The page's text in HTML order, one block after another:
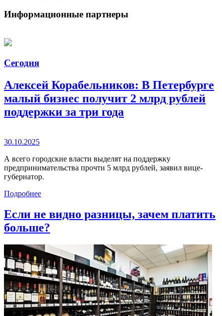
Информационные партнеры
Сегодня
Алексей Корабельников: В Петербурге
малый бизнес получит 2 млрд рублей
поддержки за три года
30.10.2025
А всего городские власти выделят на поддержку
предпринимательства прочти 5 млрд рублей, заявил вице-
губернатор.
Подробнее
Если не видно разницы, зачем платить
больше?